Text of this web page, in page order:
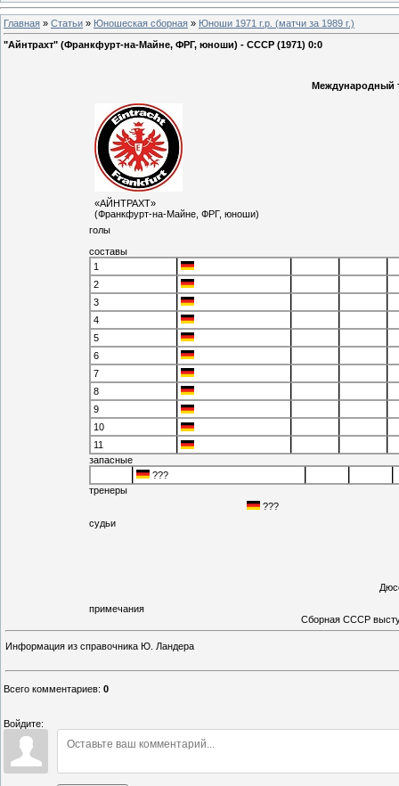
Главная » Статьи » Юношеская cборная » Юноши 1971 г.р. (матчи за 1989 г.)
"Айнтрахт" (Франкфурт-на-Майне, ФРГ, юноши) - СССР (1971) 0:0
Международный
«АЙНТРАХТ»
(Франкфурт-на-Майне, ФРГ, юноши)
голы
составы
1
2
3
4
5
6
7
8
9
10
11
запасные
???
тренеры
???
судьи
примечания
Сборная СССР
Информация из справочника Ю. Ландера
Всего комментариев: 0
Войдите: